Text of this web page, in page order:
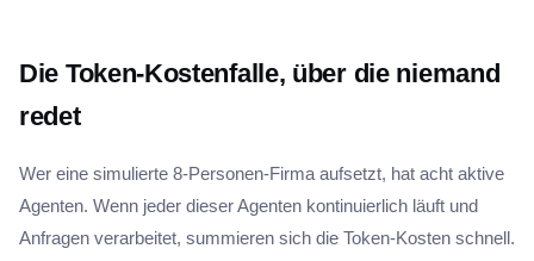
Die Token-Kostenfalle, über die niemand
redet
Wer eine simulierte 8-Personen-Firma aufsetzt, hat acht aktive
Agenten. Wenn jeder dieser Agenten kontinuierlich läuft und
Anfragen verarbeitet, summieren sich die Token-Kosten schnell.